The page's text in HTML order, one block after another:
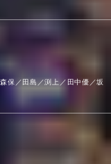
保／田島／渕上／田中優／坂